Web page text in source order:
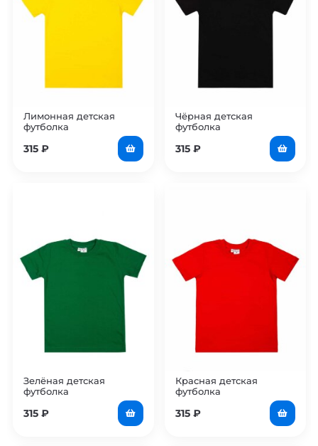
Лимонная детская
футболка
315 ₽
Чёрная детская
футболка
315 ₽
Зелёная детская
футболка
315 ₽
Красная детская
футболка
315 ₽